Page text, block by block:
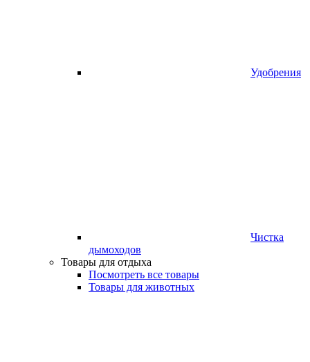
Удобрения
Чистка
дымоходов
Товары для отдыха
Посмотреть все товары
Товары для животных